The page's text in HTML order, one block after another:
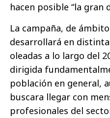
hacen posible “la gran
La campaña, de
desarrollará en
oleadas a lo largo del
dirigida
población en general,
buscara llegar con
profesionales del